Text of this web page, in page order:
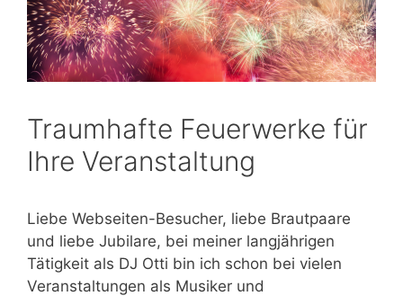
Traumhafte Feuerwerke für
Ihre Veranstaltung
Liebe Webseiten-Besucher, liebe Brautpaare
und liebe Jubilare, bei meiner langjährigen
Tätigkeit als DJ Otti bin ich schon bei vielen
Veranstaltungen als Musiker und